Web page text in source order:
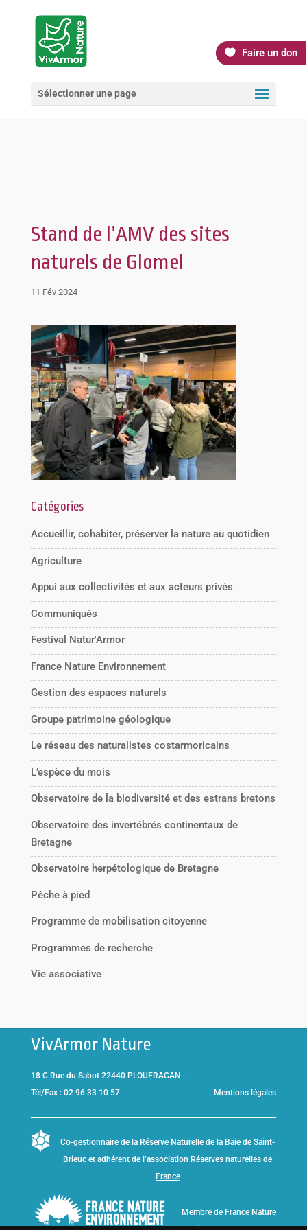
Faire un don
Sélectionner une page
Stand de l’AMV des sites
naturels de Glomel
11 Fév 2024
Catégories
Accueillir, cohabiter, préserver la nature au quotidien
Agriculture
Appui aux collectivités et aux acteurs privés
Communiqués
Festival Natur'Armor
France Nature Environnement
Gestion des espaces naturels
Groupe patrimoine géologique
Le réseau des naturalistes costarmoricains
L’espèce du mois
Observatoire de la biodiversité et des estrans bretons
Observatoire des invertébrés continentaux de
Bretagne
Observatoire herpétologique de Bretagne
Pêche à pied
Programme de mobilisation citoyenne
Programmes de recherche
Vie associative
VivArmor Nature
18 C Rue du Sabot 22440 PLOUFRAGAN -
Tél/Fax : 02 96 33 10 57
Mentions légales
Co-gestionnaire de la Réserve Naturelle de la Baie de Saint-
Brieuc et adhérent de l’association Réserves naturelles de
France
Membre de France Nature